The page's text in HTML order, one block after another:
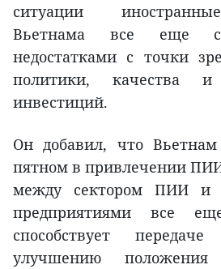
ситуации
Вьетнама все еще
недостатками с точки
политики, качества и
инвестиций.
Он добавил, что
пятном в привлечении
между сектором ПИИ и
предприятиями все
способствует
улучшению